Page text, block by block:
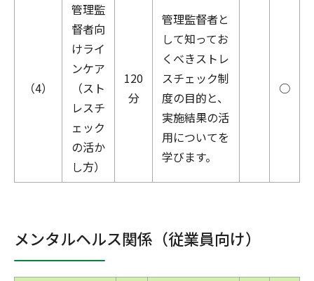
（4）
管理監
督者向
けライ
ンケア
（スト
レスチ
ェック
の活か
し方）
120
分
管理監督者と
して知ってお
くべきストレ
スチェック制
度の目的と、
実施結果の活
用についてを
学びます。
○
メンタルヘルス関係（従業員向け）